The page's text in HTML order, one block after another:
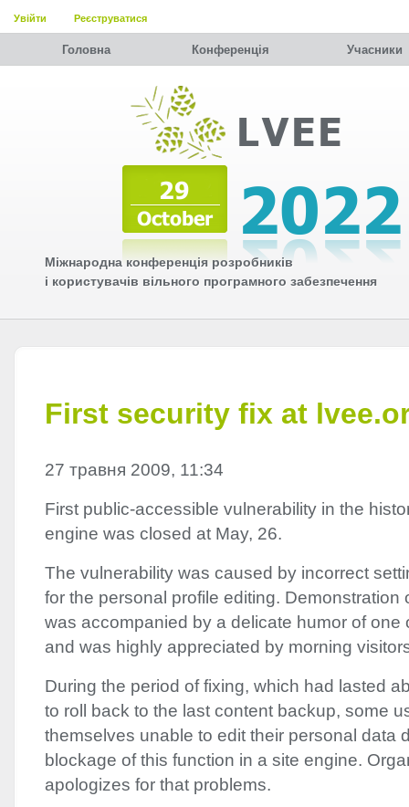
Увійти Реєструватися
Головна Конференція Учасники
Міжнародна конференція розробників
і користувачів вільного програмного забезпечення
First security fix at
27 травня 2009, 11:34
First public-accessible vulnerability in the
engine was closed at May, 26.
The vulnerability was caused by incorrect
for the personal profile editing. Demonstration
was accompanied by a delicate humor of one
and was highly appreciated by morning
During the period of fixing, which had lasted
to roll back to the last content backup, some
themselves unable to edit their personal data
blockage of this function in a site engine.
apologizes for that problems.